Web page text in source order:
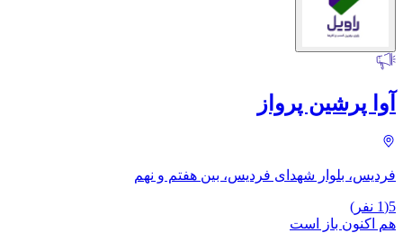
آوا پرشین پرواز
فردیس، بلوار شهدای فردیس، بین هفتم و نهم
5
(
1 نفر)
هم اکنون باز است